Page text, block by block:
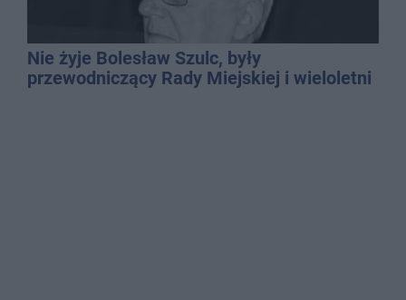
Nie żyje Bolesław Szulc, były
przewodniczący Rady Miejskiej i wieloletni